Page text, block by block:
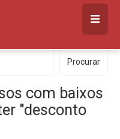
Procurar
com baixos
"desconto